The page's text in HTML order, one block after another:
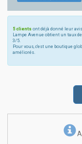
5 clients ont déjà donné leur
Lampe Avenue obtient un taux
3/5.
Pour vous, c'est une boutique
améliorés.